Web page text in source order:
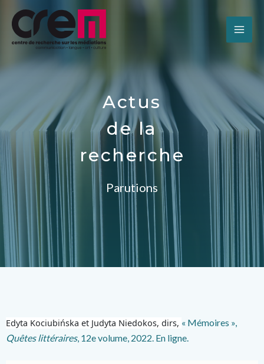
Actus
de la
recherche
Parutions
Edyta Kociubińska et Judyta Niedokos, dirs, « Mémoires »,
Quêtes littéraires, 12e volume, 2022. En ligne.